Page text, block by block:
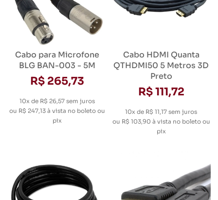
Cabo para Microfone
BLG BAN-003 - 5M
R$ 265,73
10x de R$ 26,57 sem juros
ou R$ 247,13à vista no boleto ou
pix
Cabo HDMI Quanta
QTHDMI50 5 Metros 3D
Preto
R$ 111,72
10x de R$ 11,17 sem juros
ou R$ 103,90 à vista no boleto ou
pix